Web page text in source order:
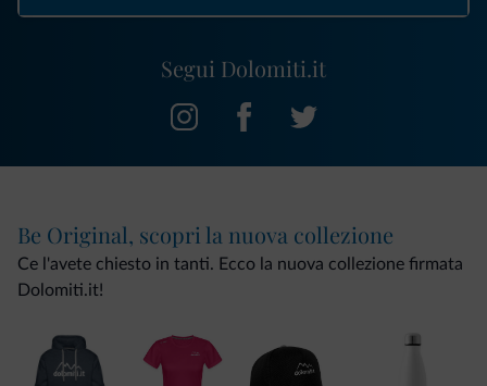
Segui Dolomiti.it
Be Original, scopri la nuova collezione
Ce l'avete chiesto in tanti. Ecco la nuova collezione firmata
Dolomiti.it!